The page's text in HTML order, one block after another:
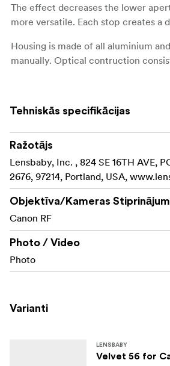
The effect decreases the lower
more versatile. Each stop creates a
Housing is made of all aluminium
manually. Optical contruction
focusing distance of 130mm which
shooting.
Robust metal construction
Great for both portrait and
Covers full-frame sensors
Availible in several different
Tehniskās specifikācijas
Ražotājs
Lensbaby, Inc. , 824 SE 16TH AVE,
2676, 97214, Portland, USA,
Objektīva/Kameras
Canon RF
Photo / Video
Photo
Varianti
LENSBABY
Velvet 56 for